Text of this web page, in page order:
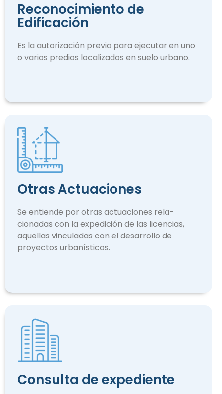
Reconocimiento de
Edificación
Es la autorización previa para ejecutar en uno
o varios predios localizados en suelo urbano.
Otras Actuaciones
Se entiende por otras actuaciones rela­
cionadas con la expedición de las licencias,
aquellas vinculadas con el desarrollo de
proyectos urbanísticos.
Consulta de expediente